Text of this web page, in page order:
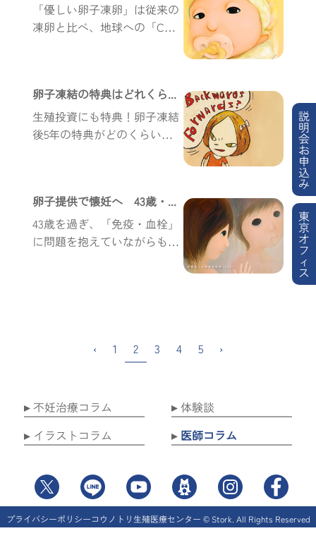
「優しい卵子凍卵」は従来の
凍卵と比べ、地球への「CO₂
卵子凍結の特典はどれくらい？
生殖投資にも特典！卵子凍結
後5年の特典がどのくらい得
は、どのように選べばよいの
でし...
卵子提供で懐妊へ 43歳・免疫や血栓と自己卵子の選択
43歳を過ぎ、「免疫・血栓」
に問題を抱えていながらも
‹
1 2 3 4 5 ›
不妊治療コラム
体験談
イラストコラム
医師コラム
プライバシーポリシーコウノトリ生殖医療センター © Stork. All Rights Reserved
説
明
会
お
申
込
み
東
京
オ
フ
ィ
ス